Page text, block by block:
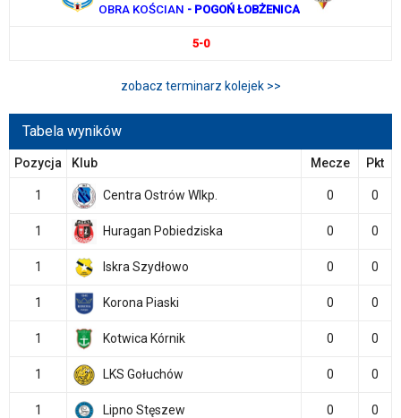
OBRA KOŚCIAN - POGOŃ ŁOBŻENICA
5-0
zobacz terminarz kolejek >>
Tabela wyników
Pozycja Klub Mecze Pkt
1 Centra Ostrów Wlkp. 0 0
1 Huragan Pobiedziska 0 0
1 Iskra Szydłowo 0 0
1 Korona Piaski 0 0
1 Kotwica Kórnik 0 0
1 LKS Gołuchów 0 0
1 Lipno Stęszew 0 0